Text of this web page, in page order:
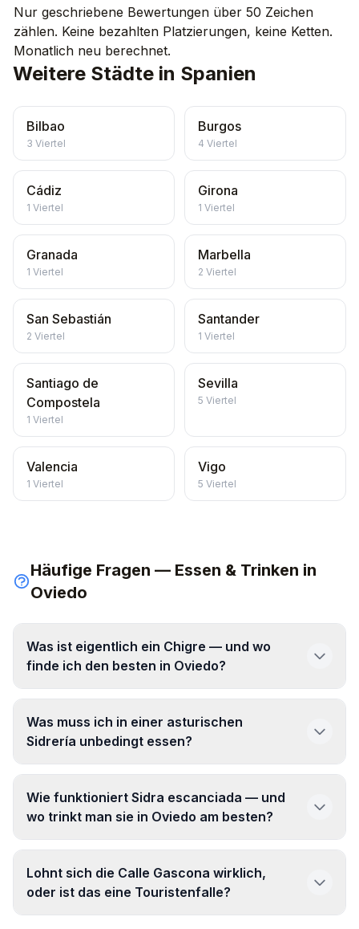
Nur geschriebene Bewertungen über 50 Zeichen
zählen. Keine bezahlten Platzierungen, keine Ketten.
Monatlich neu berechnet.
Weitere Städte in Spanien
Bilbao
3 Viertel
Burgos
4 Viertel
Cádiz
1 Viertel
Girona
1 Viertel
Granada
1 Viertel
Marbella
2 Viertel
San Sebastián
2 Viertel
Santander
1 Viertel
Santiago de
Compostela
1 Viertel
Sevilla
5 Viertel
Valencia
1 Viertel
Vigo
5 Viertel
Häufige Fragen — Essen & Trinken in
Oviedo
Was ist eigentlich ein Chigre — und wo
finde ich den besten in Oviedo?
Was muss ich in einer asturischen
Sidrería unbedingt essen?
Wie funktioniert Sidra escanciada — und
wo trinkt man sie in Oviedo am besten?
Lohnt sich die Calle Gascona wirklich,
oder ist das eine Touristenfalle?